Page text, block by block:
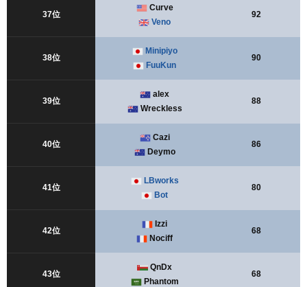
37位
Curve
Veno
92
38位
Minipiyo
FuuKun
90
39位
alex
Wreckless
88
40位
Cazi
Deymo
86
41位
LBworks
Bot
80
42位
Izzi
Nociff
68
43位
QnDx
Phantom
68